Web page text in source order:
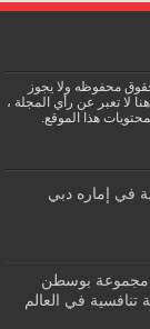
محفوظه ولا يجوز
لا تعبر عن رأي المجلة ،
هذا الموقع.
في إماره دبي
بوسطن
جروب لأفضل 100 شركة تنافسية في العالم